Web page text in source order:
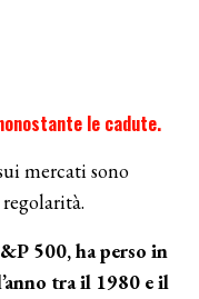
le cadute.
mercati sono
500, ha perso in
tra il 1980 e il